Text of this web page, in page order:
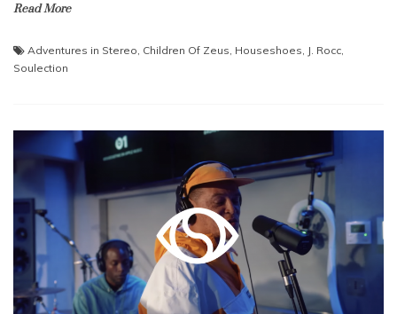
Read More
Adventures in Stereo Children Of Zeus Houseshoes J. Rocc
Soulection